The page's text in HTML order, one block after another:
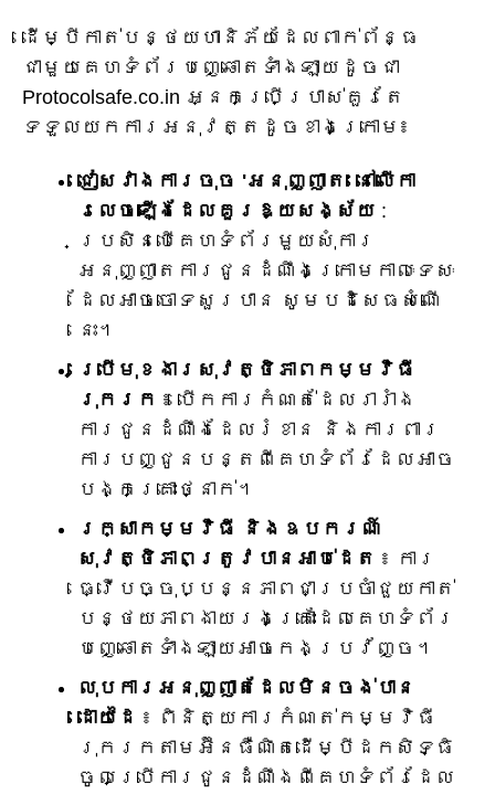
ដើម្បីកាត់បន្ថយហានិភ័យដែលពាក់ព័ន្ធ
ជាមួយគេហទំព័របញ្ឆោតទាំងឡាយដូចជា
Protocolsafe.co.in អ្នកប្រើប្រាស់គួរតែ
ទទួលយកការអនុវត្តដូចខាងក្រោម៖
ជៀសវាងការចុច 'អនុញ្ញាត' នៅលើកា
រលេចឡើងដែលគួរឱ្យសង្ស័យ :
ប្រសិនបើគេហទំព័រមួយសុំការ
អនុញ្ញាតការជូនដំណឹងក្រោមកាលៈទេសៈ
ដែលអាចចោទសួរបាន សូមបដិសេធសំណើ
នេះ។
ប្រើមុខងារសុវត្ថិភាពកម្មវិធី
រុករក ៖ បើកការកំណត់ដែលរារាំង
ការជូនដំណឹងដែលរំខាន និងការពារ
ការបញ្ជូនបន្តពីគេហទំព័រដែលអាច
បង្កគ្រោះថ្នាក់។
រក្សាកម្មវិធី និងឧបករណ៍
សុវត្ថិភាពត្រូវបានអាប់ដេត ៖ ការ
ធ្វើបច្ចុប្បន្នភាពជាប្រចាំជួយកាត់
បន្ថយភាពងាយរងគ្រោះដែលគេហទំព័រ
បញ្ឆោតទាំងឡាយអាចកេងប្រវ័ញ្ច។
លុបការអនុញ្ញាតដែលមិនចង់បាន
ដោយដៃ ៖ ពិនិត្យការកំណត់កម្មវិធី
រុករកតាមអ៊ីនធឺណិតដើម្បីដកសិទ្ធិ
ចូលប្រើការជូនដំណឹងពីគេហទំព័រដែល